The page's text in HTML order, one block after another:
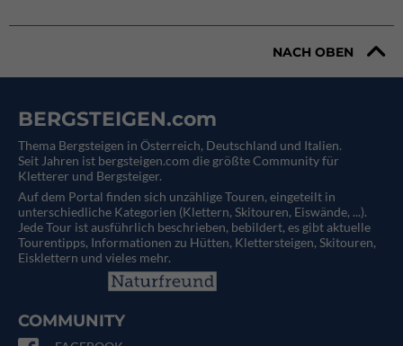
NACH OBEN
BERGSTEIGEN.com
Thema Bergsteigen in Österreich, Deutschland und Italien.
Seit Jahren ist bergsteigen.com die größte Community für
Kletterer und Bergsteiger.
Auf dem Portal finden sich unzählige Touren, eingeteilt in
unterschiedliche Kategorien (Klettern, Skitouren, Eiswände, ...).
Jede Tour ist ausführlich beschrieben, bebildert, es gibt aktuelle
Tourentipps, Informationen zu Hütten, Klettersteigen, Skitouren,
Eisklettern und vieles mehr.
COMMUNITY